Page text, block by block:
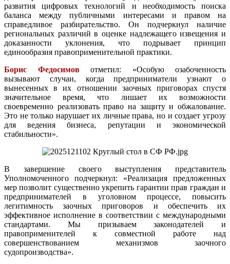
развития цифровых технологий и необходимость поиска
баланса между публичными интересами и правом на
справедливое разбирательство. Он подчеркнул наличие
региональных различий в оценке надлежащего извещения и
доказанности уклонения, что подрывает принцип
единообразия правоприменительной практики.
Борис Федосимовотметил: «Особую озабоченность
вызывают случаи, когда предприниматели узнают о
вынесенных в их отношении заочных приговорах спустя
значительное время, что лишает их возможности
своевременно реализовать право на защиту и обжалование.
Это не только нарушает их личные права, но и создает угрозу
для ведения бизнеса, репутации и экономической
стабильности».
В завершение своего выступления представитель
Уполномоченного подчеркнул: «Реализация предложенных
мер позволит существенно укрепить гарантии прав граждан и
предпринимателей в уголовном процессе, повысить
легитимность заочных приговоров и обеспечить их
эффективное исполнение в соответствии с международными
стандартами. Мы призываем законодателей и
правоприменителей к совместной работе над
совершенствованием механизмов заочного
судопроизводства».